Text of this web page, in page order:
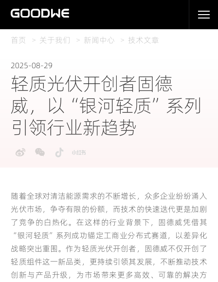
首页 关于我们 新闻中心 技术文章
2025-08-29
轻质光伏开创者固德
威，以“银河轻质”系列
引领行业新趋势
随着全球对清洁能源需求的不断增长，众多企业纷纷涌入
光伏市场，争夺有限的份额，而技术的快速迭代更是加剧
了竞争的白热化。在这样的行业背景下，固德威凭借其
“银河轻质”系列成功锚定工商业分布式赛道，以差异化
战略突出重围。作为轻质光伏开创者 ，固德威不仅开创了
轻质组件这一新品类，更持续引领其发展，不断推动技术
创新与产品升级，为市场带来更多高效、可靠的解决方